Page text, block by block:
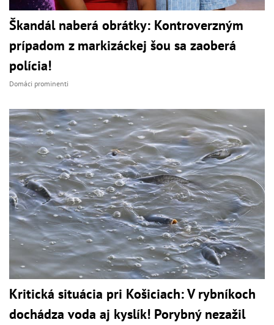
Škandál naberá obrátky: Kontroverzným
prípadom z markizáckej šou sa zaoberá
polícia!
Domáci prominenti
Kritická situácia pri Košiciach: V rybníkoch
dochádza voda aj kyslík! Porybný nezažil